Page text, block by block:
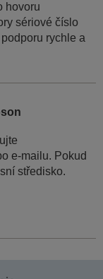
hovoru
sériové číslo
rychle a
e-mailu. Pokud
středisko.